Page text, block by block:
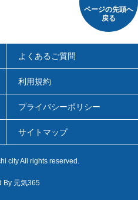
ページの先頭へ
戻る
よくあるご質問
利用規約
プライバシーポリシー
サイトマップ
city All rights reserved.
By 元気365